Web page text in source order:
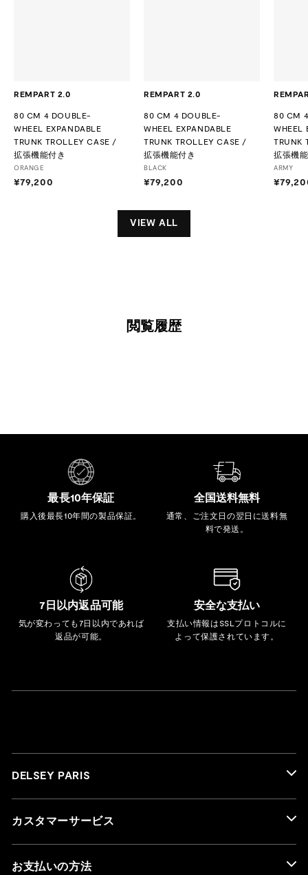
REMPART 2.0
80 CM 4 DOUBLE-
WHEEL EXPANDABLE
TRUNK TROLLEY CASE /
拡張機能付き
ORANGE
¥79,200
REMPART 2.0
80 CM 4 DOUBLE-
WHEEL EXPANDABLE
TRUNK TROLLEY CASE /
拡張機能付き
BLACK
¥79,200
9
2
80 CM
WHEEL
TRUNK
拡張機
ARMY
VIEW ALL
閲覧履歴
最長10年保証
購入後最長10年間の製品保証。
全国送料無料
通常、ご注文日の翌日に送料無
料で発送。
7日以内返品可能
気が変わっても7日以内であれば
返品が可能。
安全な支払い
支払い情報はSSLプロトコルに
よって保護されています。
DELSEY PARIS
カスタマーサービス
お支払いの方法